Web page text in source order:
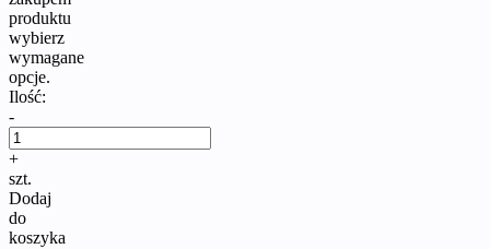
produktu
wybierz
wymagane
opcje.
Ilość:
-
+
szt.
Dodaj
do
koszyka